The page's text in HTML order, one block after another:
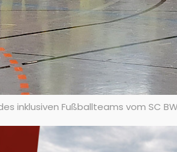
inklusiven Fußballteams vom SC